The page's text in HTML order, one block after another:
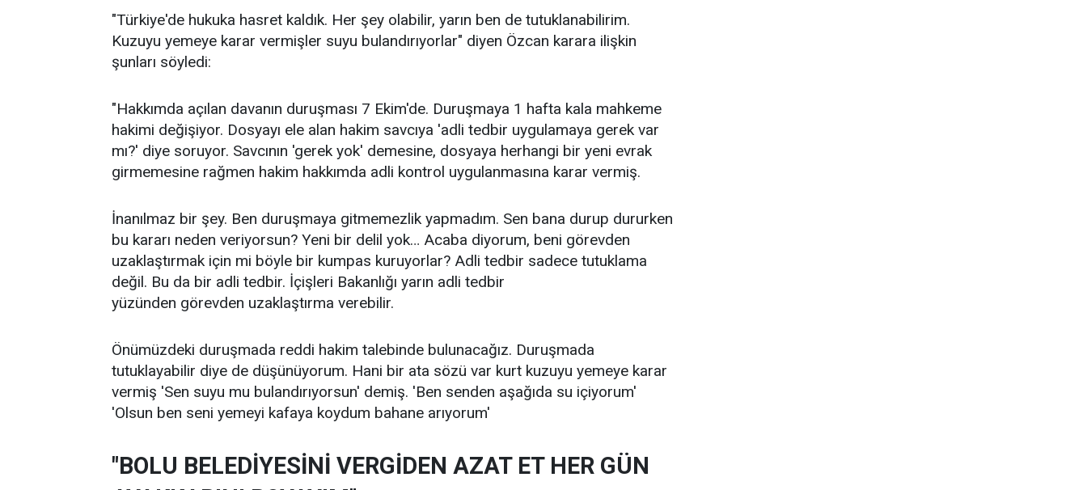
"Türkiye'de hukuka hasret kaldık. Her şey olabilir, yarın ben de tutuklanabilirim.
Kuzuyu yemeye karar vermişler suyu bulandırıyorlar" diyen Özcan karara ilişkin
şunları söyledi:
"Hakkımda açılan davanın duruşması 7 Ekim'de. Duruşmaya 1 hafta kala mahkeme
hakimi değişiyor. Dosyayı ele alan hakim savcıya 'adli tedbir uygulamaya gerek var
mı?' diye soruyor. Savcının 'gerek yok' demesine, dosyaya herhangi bir yeni evrak
girmemesine rağmen hakim hakkımda adli kontrol uygulanmasına karar vermiş.
İnanılmaz bir şey. Ben duruşmaya gitmemezlik yapmadım. Sen bana durup dururken
bu kararı neden veriyorsun? Yeni bir delil yok… Acaba diyorum, beni görevden
uzaklaştırmak için mi böyle bir kumpas kuruyorlar? Adli tedbir sadece tutuklama
değil. Bu da bir adli tedbir. İçişleri Bakanlığı yarın adli tedbir
yüzünden görevden uzaklaştırma verebilir.
Önümüzdeki duruşmada reddi hakim talebinde bulunacağız. Duruşmada
tutuklayabilir diye de düşünüyorum. Hani bir ata sözü var kurt kuzuyu yemeye karar
vermiş 'Sen suyu mu bulandırıyorsun' demiş. 'Ben senden aşağıda su içiyorum'
'Olsun ben seni yemeyi kafaya koydum bahane arıyorum'
"BOLU BELEDİYESİNİ VERGİDEN AZAT ET HER GÜN